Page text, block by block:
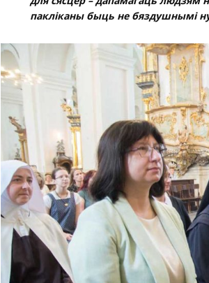
пакліканы быць не бяздушнымі